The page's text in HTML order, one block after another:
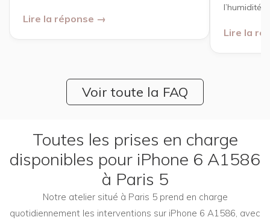
Lire la réponse →
l’humidité
Lire la
Voir toute la FAQ
Toutes les prises en charge
disponibles pour iPhone 6 A1586
à Paris 5
Notre atelier situé à Paris 5 prend en charge
quotidiennement les interventions sur iPhone 6 A1586, avec